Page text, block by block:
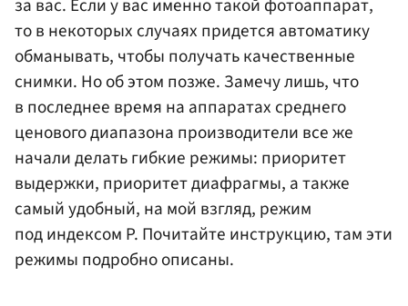
за вас. Если у вас именно такой фотоаппарат,
то в некоторых случаях придется автоматику
обманывать, чтобы получать качественные
снимки. Но об этом позже. Замечу лишь, что
в последнее время на аппаратах среднего
ценового диапазона производители все же
начали делать гибкие режимы: приоритет
выдержки, приоритет диафрагмы, а также
самый удобный, на мой взгляд, режим
под индексом P. Почитайте инструкцию, там эти
режимы подробно описаны.